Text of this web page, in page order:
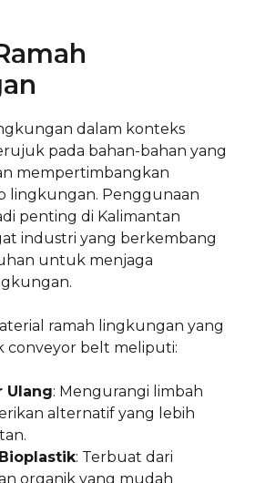
dalam konteks
pada bahan-bahan yang
mempertimbangkan
lingkungan. Penggunaan
penting di Kalimantan
industri yang berkembang
untuk menjaga
ramah lingkungan yang
belt meliputi:
Ulang: Mengurangi limbah
alternatif yang lebih
: Terbuat dari
organik yang mudah